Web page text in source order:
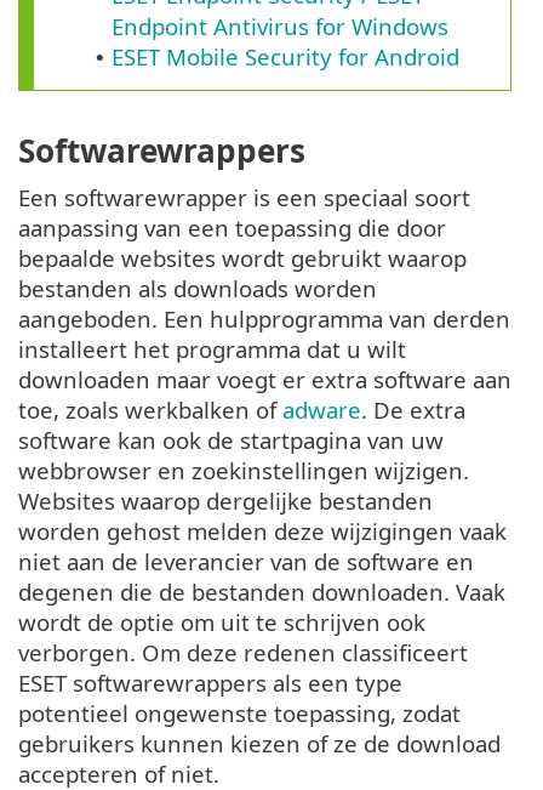
Endpoint Antivirus for Windows
• ESET Mobile Security for Android
Softwarewrappers
Een softwarewrapper is een speciaal soort
aanpassing van een toepassing die door
bepaalde websites wordt gebruikt waarop
bestanden als downloads worden
aangeboden. Een hulpprogramma van derden
installeert het programma dat u wilt
downloaden maar voegt er extra software aan
toe, zoals werkbalken of adware. De extra
software kan ook de startpagina van uw
webbrowser en zoekinstellingen wijzigen.
Websites waarop dergelijke bestanden
worden gehost melden deze wijzigingen vaak
niet aan de leverancier van de software en
degenen die de bestanden downloaden. Vaak
wordt de optie om uit te schrijven ook
verborgen. Om deze redenen classificeert
ESET softwarewrappers als een type
potentieel ongewenste toepassing, zodat
gebruikers kunnen kiezen of ze de download
accepteren of niet.